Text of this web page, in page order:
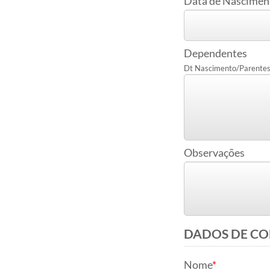
Dependentes
Dt Nascimento/
Observações
DADOS DE
Nome